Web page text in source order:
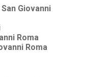
San Giovanni
Roma
Roma